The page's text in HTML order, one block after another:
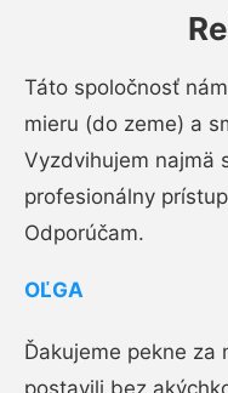
Táto spoločnosť
mieru (do zeme) a
Vyzdvihujem najmä
profesionálny
Odporúčam.
OĽGA
Ďakujeme pekne za
postavili bez